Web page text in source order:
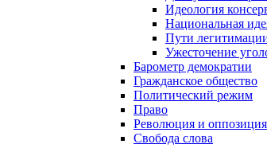
Идеология
Национальная
Пути
Ужесточение
Барометр демократии
Гражданское общество
Политический режим
Право
Революция и оппозиция
Свобода слова